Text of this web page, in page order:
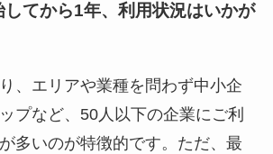
てから1年、利用状況はいかが
、エリアや業種を問わず中小企
プなど、50人以下の企業にご利
多いのが特徴的です。ただ、最